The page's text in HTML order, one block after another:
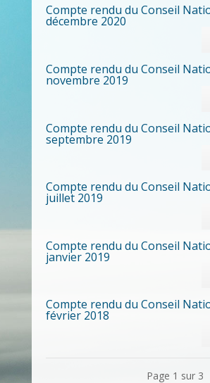
Compte rendu du Conseil
décembre 2020
Compte rendu du Conseil
novembre 2019
Compte rendu du Conseil
septembre 2019
Compte rendu du Conseil
juillet 2019
Compte rendu du Conseil
janvier 2019
Compte rendu du Conseil
février 2018
Page 1 sur 3